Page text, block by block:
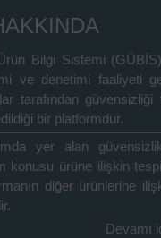
Bilgi Sistemi
ve denetimi faaliyeti
tarafından güvensizliği
bir platformdur.
yer alan
konusu ürüne ilişkin
diğer ürünlerine
Devamı